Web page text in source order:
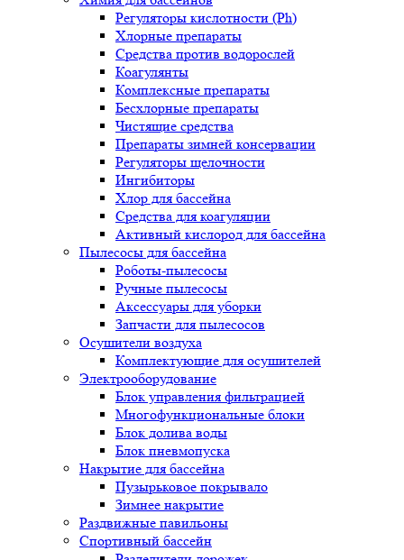
Регуляторы кислотности (Ph)
Хлорные препараты
Средства против водорослей
Коагулянты
Комплексные препараты
Бесхлорные препараты
Чистящие средства
Препараты зимней консервации
Регуляторы щелочности
Ингибиторы
Хлор для бассейна
Средства для коагуляции
Активный кислород для бассейна
Пылесосы для бассейна
Роботы-пылесосы
Ручные пылесосы
Аксессуары для уборки
Запчасти для пылесосов
Осушители воздуха
Комплектующие для осушителей
Электрооборудование
Блок управления фильтрацией
Многофункциональные блоки
Блок долива воды
Блок пневмопуска
Накрытие для бассейна
Пузырьковое покрывало
Зимнее накрытие
Раздвижные павильоны
Спортивный бассейн